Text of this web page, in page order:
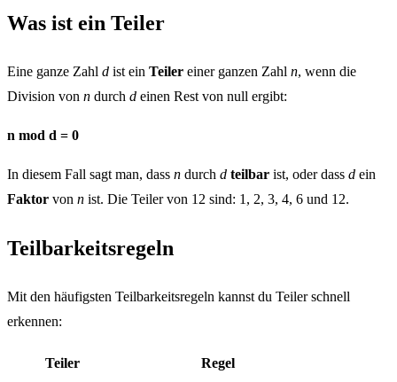
Was ist ein Teiler
Eine ganze Zahl d ist ein Teiler einer ganzen Zahl n, wenn die
Division von n durch d einen Rest von null ergibt:
n mod d = 0
In diesem Fall sagt man, dass n durch d teilbar ist, oder dass d ein
Faktor von n ist. Die Teiler von 12 sind: 1, 2, 3, 4, 6 und 12.
Teilbarkeitsregeln
Mit den häufigsten Teilbarkeitsregeln kannst du Teiler schnell
erkennen:
Teiler
Regel